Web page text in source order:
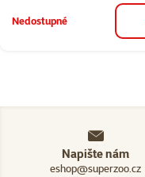
Nedostupné
Napište nám
eshop@superzoo.cz